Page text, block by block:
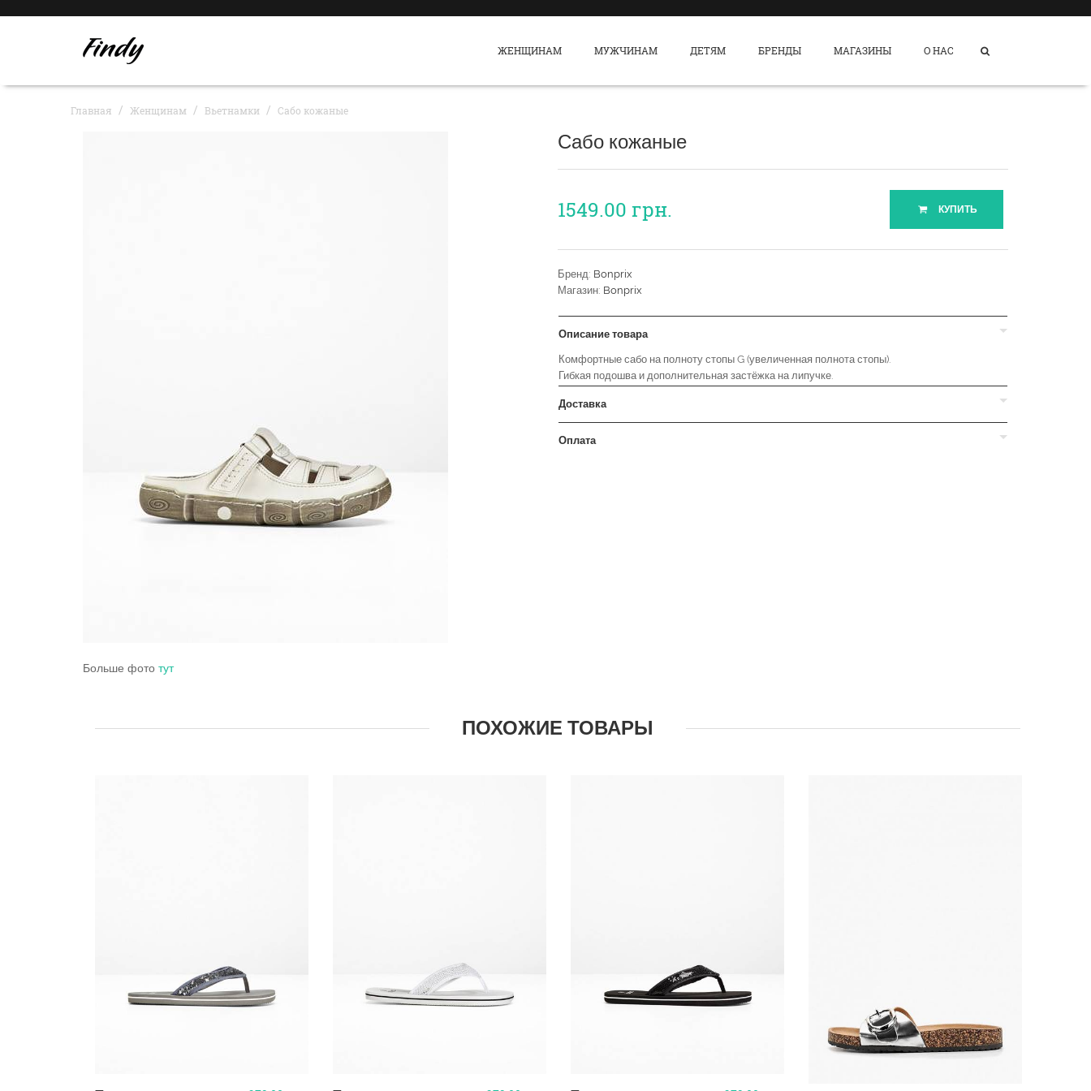
ЖЕНЩИНАМ МУЖЧИНАМ ДЕТЯМ БРЕНДЫ МАГАЗИНЫ О НАС
Главная Женщинам Вьетнамки Сабо кожаные
Больше фото тут
Сабо кожаные
1549.00 грн. КУПИТЬ
Бренд: Bonprix
Магазин: Bonprix
Описание товара
Комфортные сабо на полноту стопы G (увеличенная полнота стопы).
Гибкая подошва и дополнительная застёжка на липучке.
Доставка
Оплата
ПОХОЖИЕ ТОВАРЫ